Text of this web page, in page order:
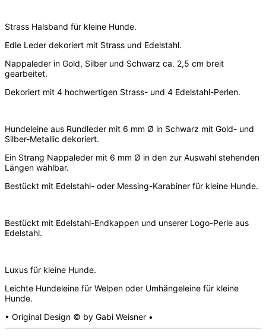
Strass Halsband für kleine Hunde.
Edle Leder dekoriert mit Strass und Edelstahl.
Nappaleder in Gold, Silber und Schwarz ca. 2,5 cm breit
gearbeitet.
Dekoriert mit 4 hochwertigen Strass- und 4 Edelstahl-Perlen.
Hundeleine aus Rundleder mit 6 mm Ø in Schwarz mit Gold- und
Silber-Metallic dekoriert.
Ein Strang Nappaleder mit 6 mm Ø in den zur Auswahl stehenden
Längen wählbar.
Bestückt mit Edelstahl- oder Messing-Karabiner für kleine Hunde.
Bestückt mit Edelstahl-Endkappen und unserer Logo-Perle aus
Edelstahl.
Luxus für kleine Hunde.
Leichte Hundeleine für Welpen oder Umhängeleine für kleine
Hunde.
• Original Design © by Gabi Weisner •